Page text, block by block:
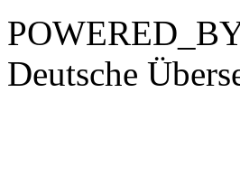
Deutsche